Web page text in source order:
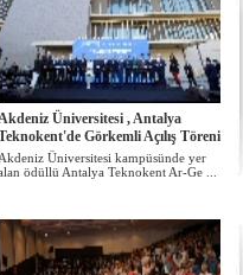
Üniversitesi , Antalya
Görkemli Açılış Töreni
Akdeniz Üniversitesi kampüsünde yer
ödüllü Antalya Teknokent Ar-Ge ...